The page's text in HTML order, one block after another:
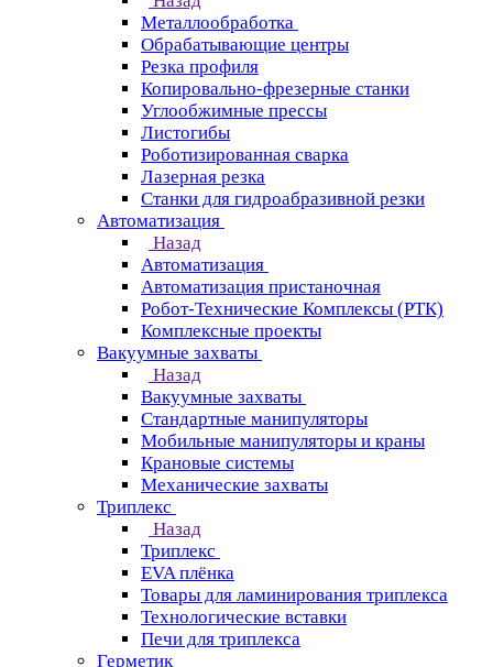
Металлообработка
Обрабатывающие центры
Резка профиля
Копировально-фрезерные станки
Углообжимные прессы
Листогибы
Роботизированная сварка
Лазерная резка
Станки для гидроабразивной резки
Автоматизация
Назад
Автоматизация
Автоматизация пристаночная
Робот-Технические Комплексы (РТК)
Комплексные проекты
Вакуумные захваты
Назад
Вакуумные захваты
Стандартные манипуляторы
Мобильные манипуляторы и краны
Крановые сиcтемы
Механические захваты
Триплекс
Назад
Триплекс
EVA плёнка
Товары для ламинирования триплекса
Технологические вставки
Печи для триплекса
Герметик